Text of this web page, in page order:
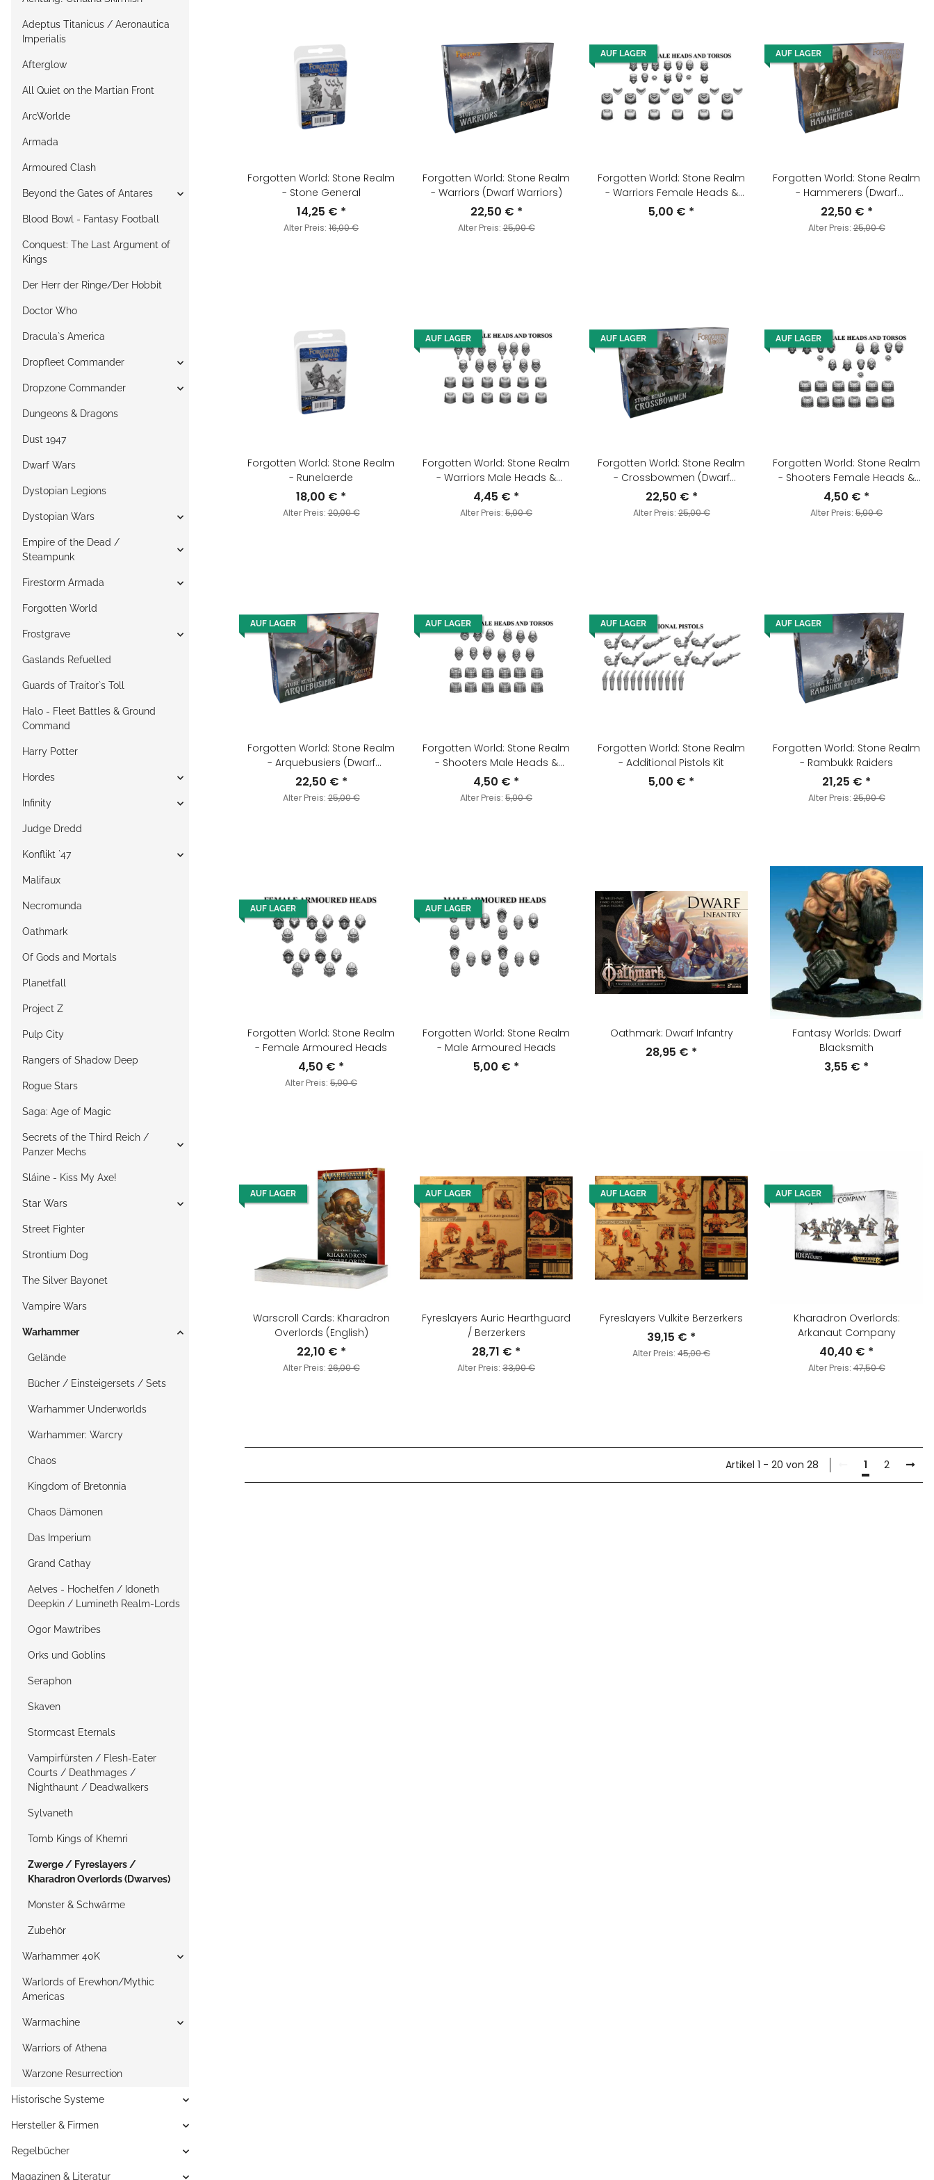
Forgotten World: Stone Realm
- Stone General
14,25 € *
Alter Preis: 16,00 €
Forgotten World: Stone Realm
- Warriors (Dwarf Warriors)
22,50 € *
Alter Preis:25,00 €
AUF LAGER
Forgotten World: Stone Realm
- Warriors Female Heads &
Torsos
5,00 € *
AUF LAGER
Forgotten World: Stone Realm
- Hammerers (Dwarf
Hammerers)
22,50 € *
Alter Preis:25,00 €
Forgotten World: Stone Realm
- Runelaerde
18,00 € *
Alter Preis:20,00 €
AUF LAGER
Forgotten World: Stone Realm
- Warriors Male Heads &
Torsos
4,45 € *
Alter Preis: 5,00 €
AUF LAGER
Forgotten World: Stone Realm
- Crossbowmen (Dwarf
Crossbowmen)
22,50 € *
Alter Preis:25,00 €
AUF LAGER
Forgotten World: Stone Realm
- Shooters Female Heads &
Torsos
4,50 € *
Alter Preis: 5,00 €
AUF LAGER
Forgotten World: Stone Realm
- Arquebusiers (Dwarf
Arquebusiers)
22,50 € *
Alter Preis:25,00 €
AUF LAGER
Forgotten World: Stone Realm
- Shooters Male Heads &
Torsos
4,50 € *
Alter Preis: 5,00 €
AUF LAGER
Forgotten World: Stone Realm
- Additional Pistols Kit
5,00 € *
AUF LAGER
Forgotten World: Stone Realm
- Rambukk Raiders
21,25 € *
Alter Preis:25,00 €
AUF LAGER
Forgotten World: Stone Realm
- Female Armoured Heads
4,50 € *
Alter Preis: 5,00 €
AUF LAGER
Forgotten World: Stone Realm
- Male Armoured Heads
5,00 € *
Oathmark: Dwarf Infantry
28,95 € *
Fantasy Worlds: Dwarf
Blacksmith
3,55 € *
AUF LAGER
Warscroll Cards: Kharadron
Overlords (English)
22,10 € *
Alter Preis:26,00 €
AUF LAGER
Fyreslayers Auric Hearthguard
/ Berzerkers
28,71 € *
Alter Preis: 33,00 €
AUF LAGER
Fyreslayers Vulkite Berzerkers
39,15 € *
Alter Preis: 45,00 €
AUF LAGER
Kharadron Overlords:
Arkanaut Company
40,40 € *
Alter Preis:47,50 €
Artikel 1 - 20 von 28 1 2
Adeptus Titanicus / Aeronautica
Imperialis
Afterglow
All Quiet on the Martian Front
ArcWorlde
Armada
Armoured Clash
Beyond the Gates of Antares
Blood Bowl - Fantasy Football
Conquest: The Last Argument of
Kings
Der Herr der Ringe/Der Hobbit
Doctor Who
Dracula`s America
Dropfleet Commander
Dropzone Commander
Dungeons & Dragons
Dust 1947
Dwarf Wars
Dystopian Legions
Dystopian Wars
Empire of the Dead /
Steampunk
Firestorm Armada
Forgotten World
Frostgrave
Gaslands Refuelled
Guards of Traitor`s Toll
Halo - Fleet Battles & Ground
Command
Harry Potter
Hordes
Infinity
Judge Dredd
Konflikt `47
Malifaux
Necromunda
Oathmark
Of Gods and Mortals
Planetfall
Project Z
Pulp City
Rangers of Shadow Deep
Rogue Stars
Saga: Age of Magic
Secrets of the Third Reich /
Panzer Mechs
Sláine - Kiss My Axe!
Star Wars
Street Fighter
Strontium Dog
The Silver Bayonet
Vampire Wars
Warhammer
Gelände
Bücher / Einsteigersets / Sets
Warhammer Underworlds
Warhammer: Warcry
Chaos
Kingdom of Bretonnia
Chaos Dämonen
Das Imperium
Grand Cathay
Aelves - Hochelfen / Idoneth
Deepkin / Lumineth Realm-Lords
Ogor Mawtribes
Orks und Goblins
Seraphon
Skaven
Stormcast Eternals
Vampirfürsten / Flesh-Eater
Courts / Deathmages /
Nighthaunt / Deadwalkers
Sylvaneth
Tomb Kings of Khemri
Zwerge / Fyreslayers /
Kharadron Overlords (Dwarves)
Monster & Schwärme
Zubehör
Warhammer 40K
Warlords of Erewhon/Mythic
Americas
Warmachine
Warriors of Athena
Warzone Resurrection
Historische Systeme
Hersteller & Firmen
Regelbücher
Magazinen & Literatur